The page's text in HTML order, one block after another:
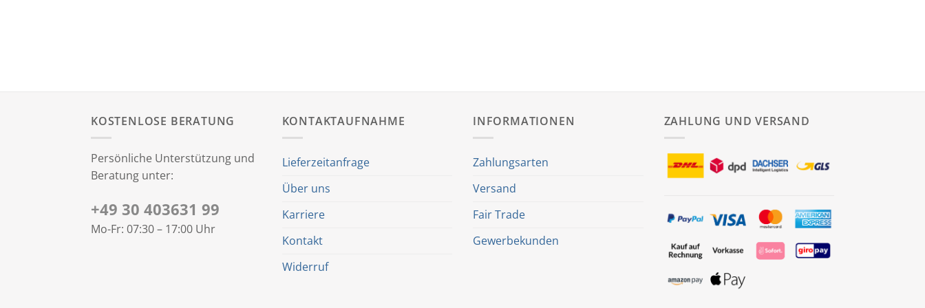
KOSTENLOSE BERATUNG
Persönliche Unterstützung und
Beratung unter:
+49 30 403631 99
Mo-Fr: 07:30 – 17:00 Uhr
KONTAKTAUFNAHME
Lieferzeitanfrage
Über uns
Karriere
Kontakt
Widerruf
INFORMATIONEN
Zahlungsarten
Versand
Fair Trade
Gewerbekunden
ZAHLUNG UND VERSAND